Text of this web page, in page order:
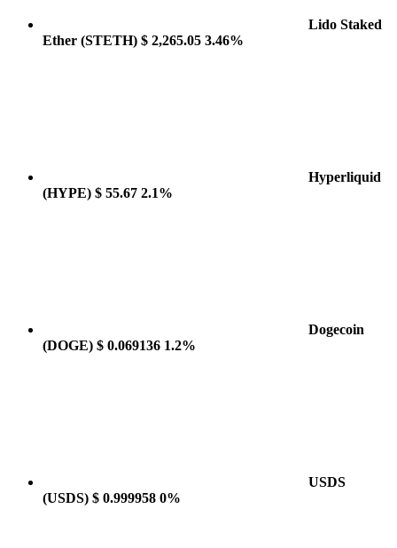
Lido Staked
Ether (STETH) $ 2,265.05 3.46%
Hyperliquid
(HYPE) $ 55.67 2.1%
Dogecoin
(DOGE) $ 0.069136 1.2%
USDS
(USDS) $ 0.999958 0%